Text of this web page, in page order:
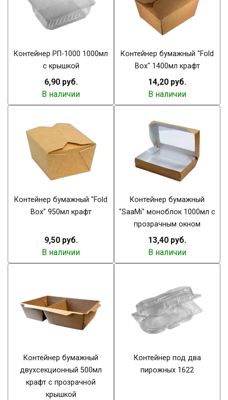
Контейнер РП-1000 1000мл
с крышкой
6,90 руб.
В наличии
Контейнер бумажный "Fold
Box" 1400мл крафт
14,20 руб.
В наличии
Контейнер бумажный "Fold
Box" 950мл крафт
9,50 руб.
В наличии
Контейнер бумажный
"SaaMi" моноблок 1000мл с
прозрачным окном
13,40 руб.
В наличии
Контейнер бумажный
двухсекционный 500мл
крафт с прозрачной
крышкой
Контейнер под два
пирожных 1622